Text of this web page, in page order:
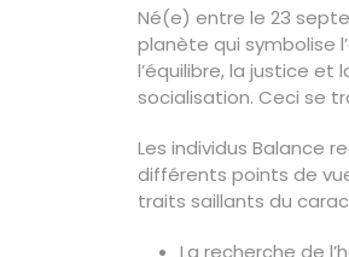
Né(e) entre le 23
planète qui symbolise
l’équilibre, la justice et
socialisation. Ceci se
Les individus Balance
différents points de
traits saillants du
La recherche de